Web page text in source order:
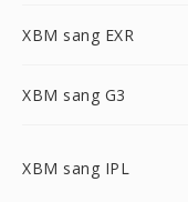
XBM sang EXR
XBM sang G3
XBM sang IPL